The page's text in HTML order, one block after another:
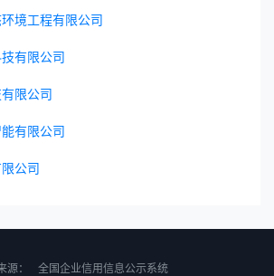
境工程有限公司
有限公司
限公司
有限公司
公司
源： 全国企业信用信息公示系统